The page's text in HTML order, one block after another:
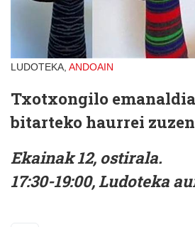
LUDOTEKA, ANDOAIN
Txotxongilo
bitarteko haurrei
Ekainak 12, ostirala.
17:30-19:00, Ludoteka